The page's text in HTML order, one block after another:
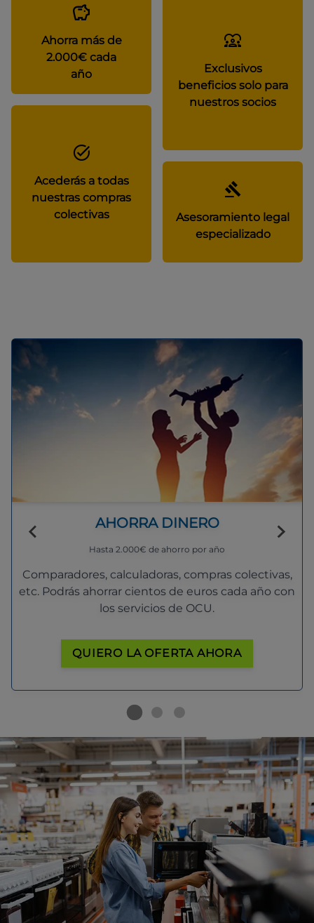
Ahorra más de
2.000€ cada
año
Exclusivos
beneficios solo para
nuestros socios
Acederás a todas
nuestras compras
colectivas
Asesoramiento legal
especializado
AHORRA DINERO
Hasta 2.000€ de ahorro por año
Comparadores, calculadoras, compras colectivas,
etc. Podrás ahorrar cientos de euros cada año con
los servicios de OCU.
QUIERO LA OFERTA AHORA